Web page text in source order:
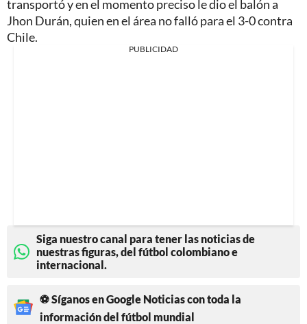
transportó y en el momento preciso le dio el balón a
Jhon Durán, quien en el área no falló para el 3-0 contra
Chile.
PUBLICIDAD
Siga nuestro canal para tener las noticias de
nuestras figuras, del fútbol colombiano e
internacional.
⚽ Síganos en Google Noticias con toda la
información del fútbol mundial